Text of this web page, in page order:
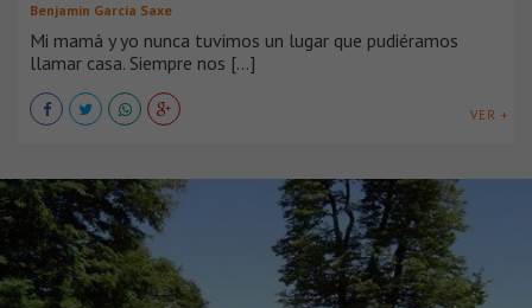
Benjamin Garcia Saxe
Mi mamá y yo nunca tuvimos un lugar que pudiéramos
llamar casa. Siempre nos [...]
VER +